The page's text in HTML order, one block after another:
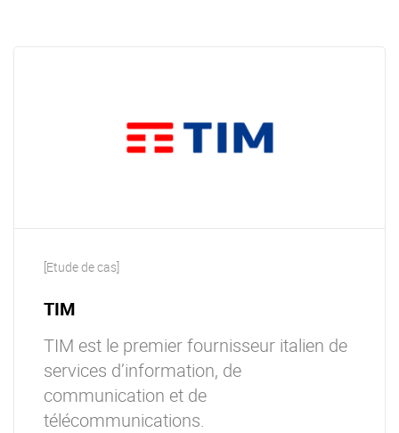
[Etude de cas]
TIM
TIM est le premier fournisseur italien de
services d’information, de
communication et de
télécommunications.